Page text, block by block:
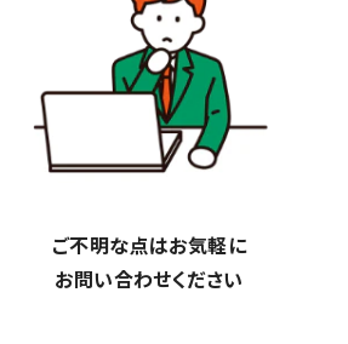
ご不明な点はお気軽に
お問い合わせください